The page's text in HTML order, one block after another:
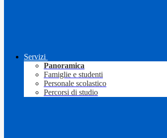
Servizi
Panoramica
Famiglie e studenti
Personale scolastico
Percorsi di studio